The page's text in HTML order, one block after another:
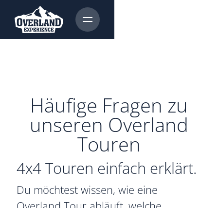
Häufige Fragen zu
unseren Overland
Touren
4x4 Touren einfach erklärt.
Du möchtest wissen, wie eine